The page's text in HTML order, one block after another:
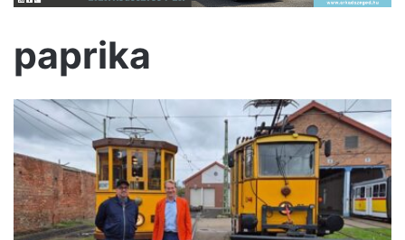
paprika